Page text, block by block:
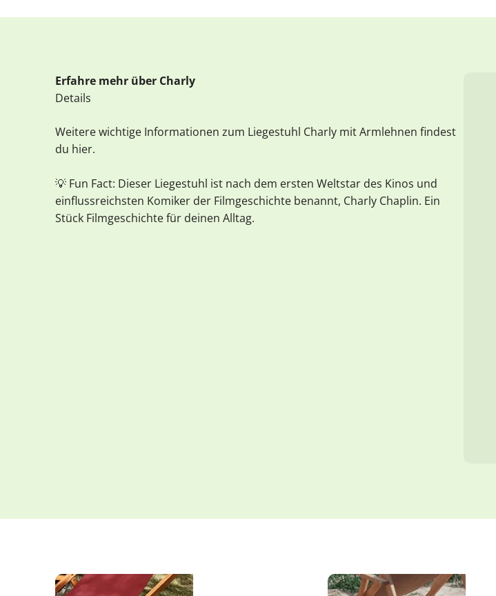
Erfahre mehr über Charly
Details
Weitere wichtige Informationen zum Liegestuhl Charly mit Armlehnen findest
du hier.
💡 Fun Fact: Dieser Liegestuhl ist nach dem ersten Weltstar des Kinos und
einflussreichsten Komiker der Filmgeschichte benannt, Charly Chaplin. Ein
Stück Filmgeschichte für deinen Alltag.